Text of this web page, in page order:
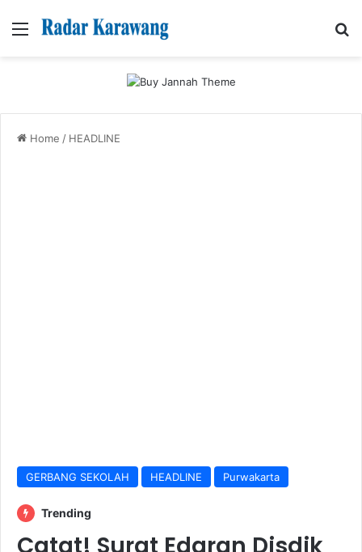
Menu
Home / HEADLINE
GERBANG SEKOLAH HEADLINE Purwakarta
Trending